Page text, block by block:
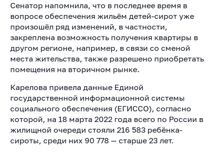
Сенатор напомнила, что в последнее время в
вопросе обеспечения жильём детей-сирот уже
произошёл ряд изменений, в частности,
закреплена возможность получения квартиры в
другом регионе, например, в связи со сменой
места жительства, также разрешено приобретать
помещения на вторичном рынке.
Карелова привела данные Единой
государственной информационной системы
социального обеспечения (ЕГИССО), согласно
которой, на 18 марта 2022 года всего по России в
жилищной очереди стояли 216 583 ребёнка-
сироты, среди них 90 778 — старше 23 лет.